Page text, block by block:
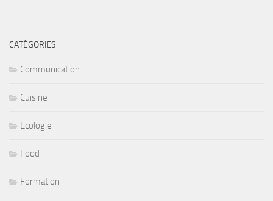
CATÉGORIES
Communication
Cuisine
Ecologie
Food
Formation